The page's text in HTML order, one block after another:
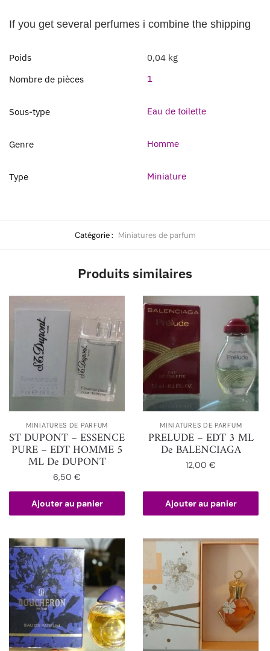
If you get several perfumes i combine the shipping
Poids
0,04 kg
Nombre de pièces
1
Sous-type Eau de toilette
Genre Homme
Type Miniature
Catégorie : Miniatures de parfum
Produits similaires
MINIATURES DE PARFUM
ST DUPONT – ESSENCE
PURE – EDT HOMME 5
ML De DUPONT
6,50€
Ajouter au panier
MINIATURES DE PARFUM
PRELUDE – EDT 3 ML
De BALENCIAGA
12,00€
Ajouter au panier